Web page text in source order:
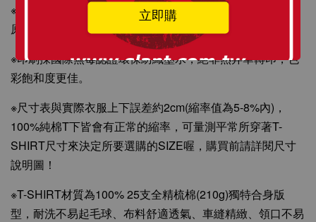
立即購
※T-SHIRT原料從織染剪裁、車縫整燙、印刷製程與包裝材
原料皆為MIT台灣製造，請安心選購！
※印刷採國際無毒認證環保紡織墨水，絕非熱昇華轉印，色
彩飽和度更佳。
※尺寸表與實際衣服上下誤差約2cm(縮率值為5-8%內)，
100%純棉T下皆會有正常的縮率，可量測平常所穿著T-
SHIRT尺寸來決定所要選購的SIZE喔，購買前請詳閱尺寸
說明圖！
※T-SHIRT材質為100% 25支全精梳棉(210g)獨特合身版
型，耐洗不易起毛球、布料舒適透氣、車縫精緻、領口不易